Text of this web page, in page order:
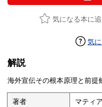
気になる本に
気
解説
海外宣伝その根本原理と前提
著者 マティ